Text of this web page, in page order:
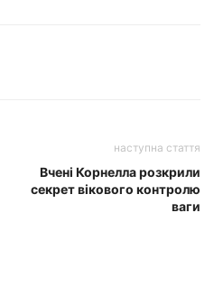
наступна стаття
Вчені Корнелла розкрили
секрет вікового контролю
ваги